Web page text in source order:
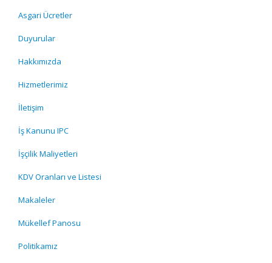
Asgari Ücretler
Duyurular
Hakkımızda
Hizmetlerimiz
İletişim
İş Kanunu IPC
İşçilik Maliyetleri
KDV Oranları ve Listesi
Makaleler
Mükellef Panosu
Politikamız